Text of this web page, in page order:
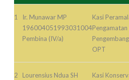
1
Ir. Munawar MP
196004051993031004
Pembina (IV/a)
Kasi
Pengamatan
OPT
2
Lourensius Ndua SH
Kasi